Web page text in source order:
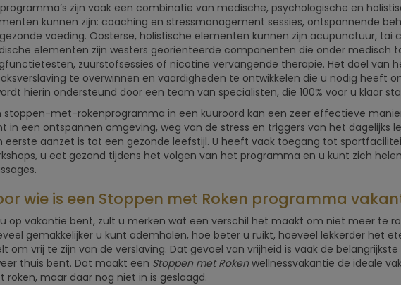
zijn vaak een combinatie van medische, psychologische en
kunnen zijn: coaching en stressmanagement sessies, ontspannende
voeding. Oosterse, holistische elementen kunnen zijn acupunctuur, tai
elementen zijn westers georiënteerde componenten die onder medisch
zuurstofsessies of nicotine vervangende therapie. Het doel van
te overwinnen en vaardigheden te ontwikkelen die u nodig heeft
hierin ondersteund door een team van specialisten, die 100% voor u klaar
stoppen-met-rokenprogramma in een kuuroord kan een zeer effectieve
in een ontspannen omgeving, weg van de stress en triggers van het dagelijks
eerste aanzet is tot een gezonde leefstijl. U heeft vaak toegang tot
u eet gezond tijdens het volgen van het programma en u kunt zich
wie is een Stoppen met Roken programma
op vakantie bent, zult u merken wat een verschil het maakt om niet meer te
gemakkelijker u kunt ademhalen, hoe beter u ruikt, hoeveel lekkerder het
om vrij te zijn van de verslaving. Dat gevoel van vrijheid is vaak de
thuis bent. Dat maakt een Stoppen met Rokenwellnessvakantie de ideale
roken, maar daar nog niet in is geslaagd.